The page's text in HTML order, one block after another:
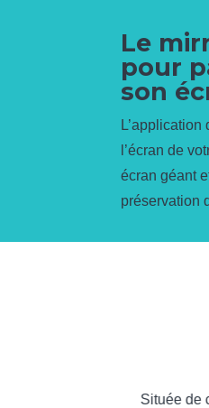
Le
pour
son
l’écran de
écran géant
préservation
Située de